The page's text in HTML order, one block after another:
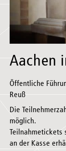
Aachen
Öffentliche
Reuß
Die
möglich.
an der Kasse